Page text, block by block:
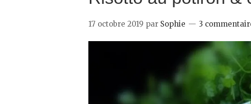
17 octobre 2019 par Sophie 3